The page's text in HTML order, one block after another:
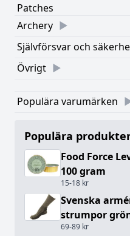
Patches
Archery
Självförsvar och
Övrigt
Populära varumärken
Populära
Food Force
100 gram
15-18 kr
Svenska
strumpor
69-89 kr